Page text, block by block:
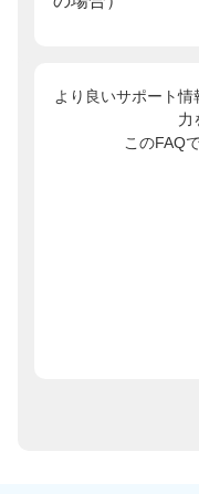
より良いサポート
力
このFAQ